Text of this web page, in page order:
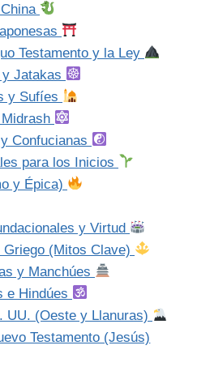
Testamento y la Ley
Jatakas
y Sufíes
Confucianas
para los Inicios
y Épica)
y Virtud
Griego (Mitos Clave)
y Manchúes
e Hindúes
UU. (Oeste y Llanuras)
Testamento (Jesús)